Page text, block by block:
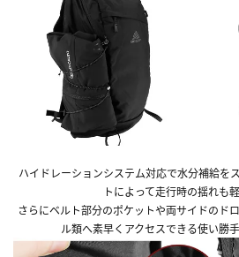
ハイドレーションシステム対応で水分補給を
トによって走行時の揺れも軽
さらにベルト部分のポケットや両サイドのド
ル類へ素早くアクセスできる使い勝